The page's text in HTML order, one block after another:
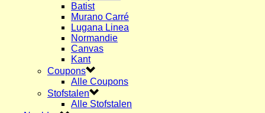
Batist
Murano Carré
Lugana Linea
Normandie
Canvas
Kant
Coupons
Alle Coupons
Stofstalen
Alle Stofstalen